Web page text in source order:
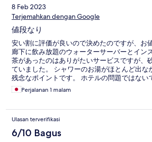
8 Feb 2023
Terjemahkan dengan Google
値段なり
安い割に評価が良いので決めたのですが、お
廊下に飲み放題のウォーターサーバーとイン
茶があったのはありがたいサービスですが、
ていました。 シャワーのお湯がほとんど出な
残念なポイントです。 ホテルの問題ではない
のアザーンで強制的に目が覚めます。 メイン
いてすぐなので立地は良かったです。
Perjalanan 1 malam
Ulasan terverifikasi
6/10 Bagus